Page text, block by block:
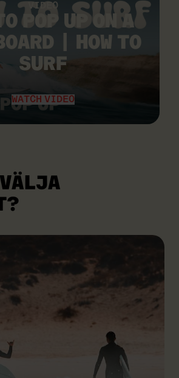
VIDEO
POP UP ON A
| HOW TO
SURF
WATCH VIDEO